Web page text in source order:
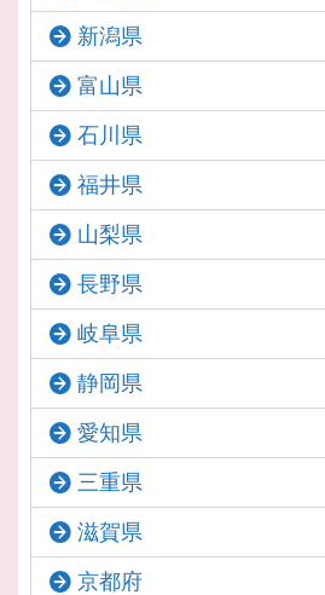
新潟県
富山県
石川県
福井県
山梨県
長野県
岐阜県
静岡県
愛知県
三重県
滋賀県
京都府